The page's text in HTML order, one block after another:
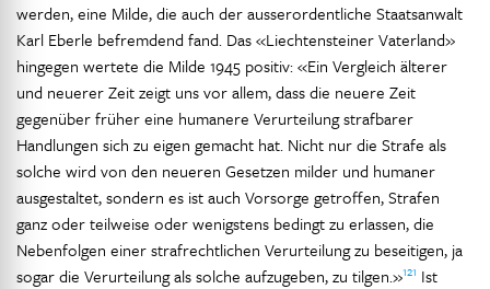
werden, eine Milde, die auch der ausserordentliche Staatsanwalt
Karl Eberle befremdend fand. Das «Liechtensteiner Vaterland»
hingegen wertete die Milde 1945 positiv: «Ein Vergleich älterer
und neuerer Zeit zeigt uns vor allem, dass die neuere Zeit
gegenüber früher eine humanere Verurteilung strafbarer
Handlungen sich zu eigen gemacht hat. Nicht nur die Strafe als
solche wird von den neueren Gesetzen milder und humaner
ausgestaltet, sondern es ist auch Vorsorge getroffen, Strafen
ganz oder teilweise oder wenigstens bedingt zu erlassen, die
Nebenfolgen einer strafrechtlichen Verurteilung zu beseitigen, ja
sogar die Verurteilung als solche aufzugeben, zu tilgen.»121 Ist